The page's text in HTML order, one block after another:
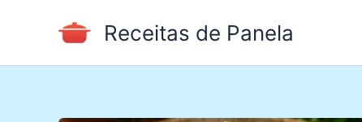
Receitas de Panela